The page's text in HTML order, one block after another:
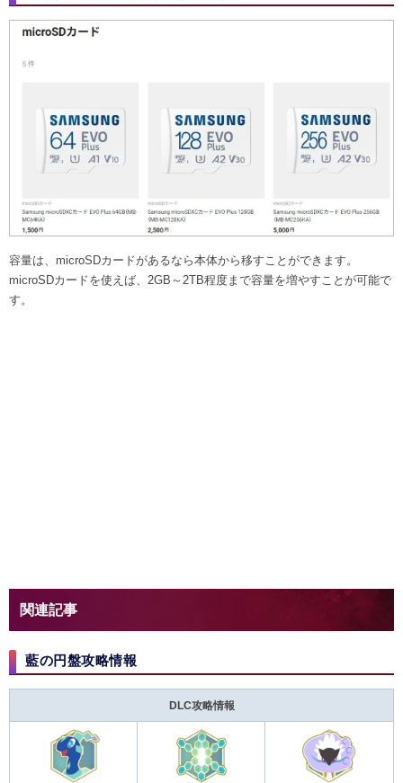
容量は、microSDカードがあるなら本体から移すことができます。
microSDカードを使えば、2GB～2TB程度まで容量を増やすことが可能で
す。
関連記事
藍の円盤攻略情報
DLC攻略情報